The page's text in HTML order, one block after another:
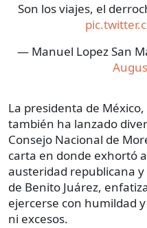
Son los viajes, el
— Manuel Lopez San
La presidenta de
también ha lanzado
Consejo Nacional de
carta en donde exhortó
austeridad republicana y
de Benito Juárez,
ejercerse con humildad
ni excesos.